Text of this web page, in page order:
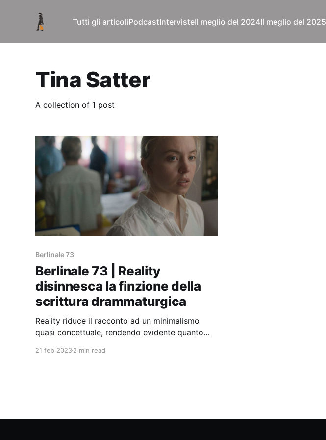
Tutti gli articoliPodcastIntervisteIl meglio del 2024Il meglio del 2025
Tina Satter
A collection of 1 post
Berlinale 73
Berlinale 73 | Reality
disinnesca la finzione della
scrittura drammaturgica
Reality riduce il racconto ad un minimalismo
quasi concettuale, rendendo evidente quanto
21 feb 20232 min read